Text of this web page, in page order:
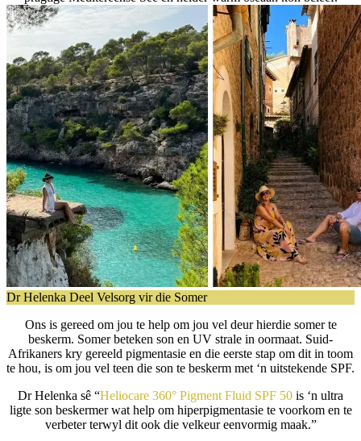
Dr Helenka Deel Velsorg vir die Somer
Ons is gereed om jou te help om jou vel deur hierdie somer te
beskerm. Somer beteken son en UV strale in oormaat. Suid-
Afrikaners kry gereeld pigmentasie en die eerste stap om dit in toom
te hou, is om jou vel teen die son te beskerm met ‘n uitstekende SPF.
Dr Helenka sê “Heliocare 360° Pigment Fluid SPF 50 is ‘n ultra
ligte son beskermer wat help om hiperpigmentasie te voorkom en te
verbeter terwyl dit ook die velkeur eenvormig maak.”